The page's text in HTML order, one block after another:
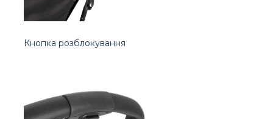
Кнопка розблокування